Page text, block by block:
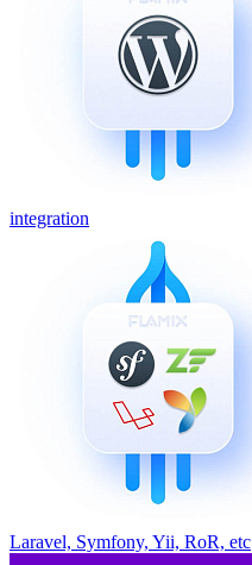
integration
Laravel, Symfony, Yii, RoR, etc